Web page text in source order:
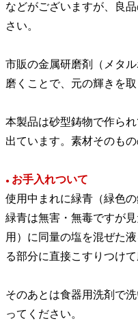
などがございますが、良
さい。
市販の金属研磨剤（メタ
磨くことで、元の輝きを
本製品は砂型鋳物で作ら
出ています。素材そのも
● お手入れついて
使用中まれに緑青（緑色
緑青は無害・無毒ですが
用）に同量の塩を混ぜた
る部分に直接こすりつけ
そのあとは食器用洗剤で
ってください。